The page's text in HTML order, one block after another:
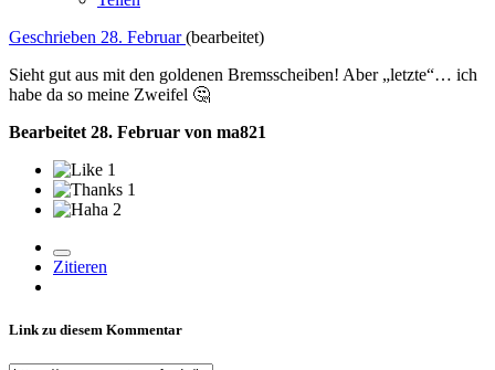
Geschrieben 28. Februar(bearbeitet)
Sieht gut aus mit den goldenen Bremsscheiben! Aber „letzte“… ich
habe da so meine Zweifel 🤔
Bearbeitet 28. Februar von ma821
1
1
2
Zitieren
Link zu diesem Kommentar